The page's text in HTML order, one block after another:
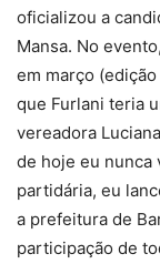
oficializou a
Mansa. No
em março
que Furlani teria
vereadora
de hoje eu nunca
partidária, eu
a prefeitura de
participação de